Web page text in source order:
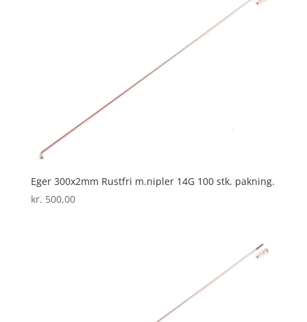
Eger 300x2mm Rustfri m.nipler 14G 100 stk. pakning.
kr. 500,00